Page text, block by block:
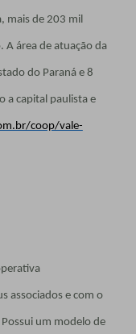
mais de 203 mil
A área de atuação da
do Paraná e 8
a capital paulista e
coop/vale-
associados e com o
um modelo de